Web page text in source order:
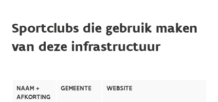
Sportclubs die gebruik maken
van deze infrastructuur
NAAM +
AFKORTING
GEMEENTE WEBSITE